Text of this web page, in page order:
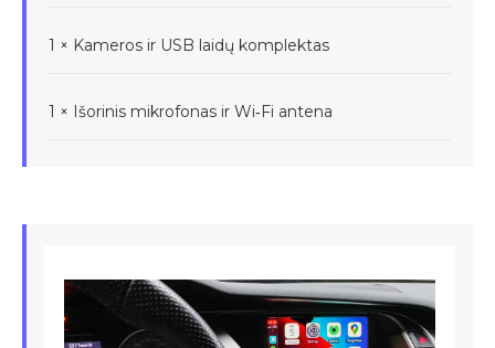
1 × Kameros ir USB laidų komplektas
1 × Išorinis mikrofonas ir Wi‑Fi antena